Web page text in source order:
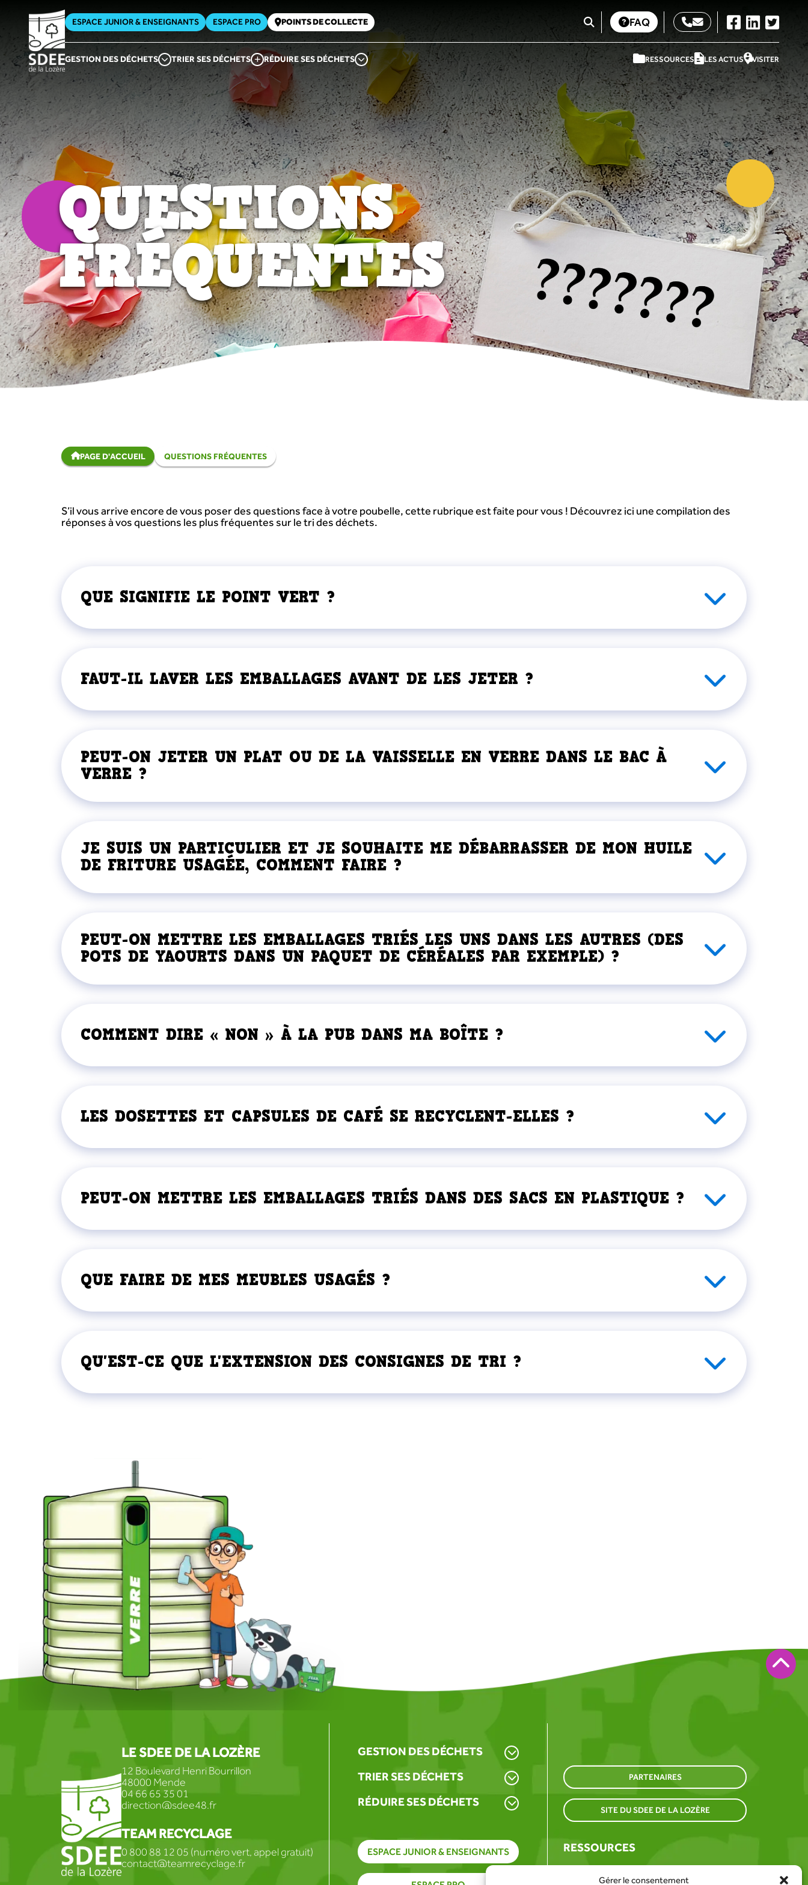
Gérer le consentement
ESPACE JUNIOR & ENSEIGNANTS ESPACE PRO POINTS DE COLLECTE FAQ
GESTION DES DÉCHETS TRIER SES DÉCHETS RÉDUIRE SES DÉCHETS RESSOURCES LES ACTUS VISITER
QUESTIONS
FRÉQUENTES
PAGE D'ACCUEIL QUESTIONS FRÉQUENTES
S’il vous arrive encore de vous poser des questions face à votre poubelle, cette rubrique est faite pour vous ! Découvrez ici une compilation des
réponses à vos questions les plus fréquentes sur le tri des déchets.
QUE SIGNIFIE LE POINT VERT ?
FAUT-IL LAVER LES EMBALLAGES AVANT DE LES JETER ?
PEUT-ON JETER UN PLAT OU DE LA VAISSELLE EN VERRE DANS LE BAC À
VERRE ?
JE SUIS UN PARTICULIER ET JE SOUHAITE ME DÉBARRASSER DE MON HUILE
DE FRITURE USAGÉE, COMMENT FAIRE ?
PEUT-ON METTRE LES EMBALLAGES TRIÉS LES UNS DANS LES AUTRES (DES
POTS DE YAOURTS DANS UN PAQUET DE CÉRÉALES PAR EXEMPLE) ?
COMMENT DIRE « NON » À LA PUB DANS MA BOÎTE ?
LES DOSETTES ET CAPSULES DE CAFÉ SE RECYCLENT-ELLES ?
PEUT-ON METTRE LES EMBALLAGES TRIÉS DANS DES SACS EN PLASTIQUE ?
QUE FAIRE DE MES MEUBLES USAGÉS ?
QU'EST-CE QUE L'EXTENSION DES CONSIGNES DE TRI ?
LE SDEE DE LA LOZÈRE
12 Boulevard Henri Bourrillon
48000 Mende
04 66 65 35 01
direction@sdee48.fr
TEAM RECYCLAGE
0 800 88 12 05 (numéro vert, appel gratuit)
contact@teamrecyclage.fr
GESTION DES DÉCHETS
TRIER SES DÉCHETS
RÉDUIRE SES DÉCHETS
ESPACE JUNIOR & ENSEIGNANTS
PARTENAIRES
SITE DU SDEE DE LA LOZÈRE
RESSOURCES
TROUVER UN POINT DE COLLECTE